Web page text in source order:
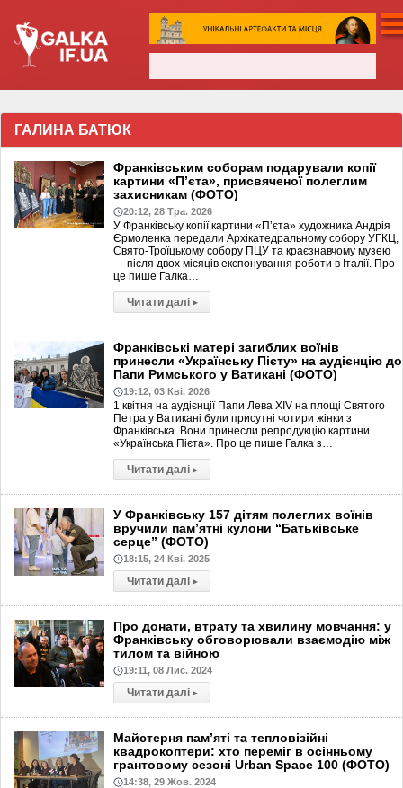
ГАЛИНА БАТЮК
Франківським соборам подарували копії
картини «П’єта», присвяченої полеглим
захисникам (ФОТО)
20:12, 28 Тра. 2026
У Франківську копії картини «П’єта» художника Андрія
Єрмоленка передали Архікатедральному собору УГКЦ,
Свято-Троїцькому собору ПЦУ та краєзнавчому музею
— після двох місяців експонування роботи в Італії. Про
це пише Галка…
Читати далі ▸
Франківські матері загиблих воїнів
принесли «Українську Пієту» на аудієнцію до
Папи Римського у Ватикані (ФОТО)
19:12, 03 Кві. 2026
1 квітня на аудієнції Папи Лева XIV на площі Святого
Петра у Ватикані були присутні чотири жінки з
Франківська. Вони принесли репродукцію картини
«Українська Пієта». Про це пише Галка з…
Читати далі ▸
У Франківську 157 дітям полеглих воїнів
вручили пам’ятні кулони “Батьківське
серце” (ФОТО)
18:15, 24 Кві. 2025
Читати далі ▸
Про донати, втрату та хвилину мовчання: у
Франківську обговорювали взаємодію між
тилом та війною
19:11, 08 Лис. 2024
Читати далі ▸
Майстерня пам’яті та тепловізійні
квадрокоптери: хто переміг в осінньому
грантовому сезоні Urban Space 100 (ФОТО)
14:38, 29 Жов. 2024